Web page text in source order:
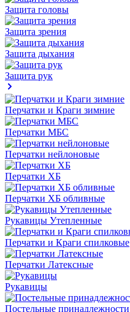
Защита головы
Защита зрения
Защита дыхания
Защита рук
Перчатки и Краги зимние
Перчатки МБС
Перчатки нейлоновые
Перчатки ХБ
Перчатки ХБ обливные
Рукавицы Утепленные
Перчатки и Краги спилковые
Перчатки Латексные
Рукавицы
Постельные принадлежности